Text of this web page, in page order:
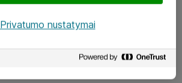
Privatumo nustatymai